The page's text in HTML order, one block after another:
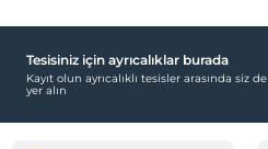
Tesisiniz için ayrıcalıklar burada
Kayıt olun ayrıcalıklı tesisler arasında siz de
yer alın